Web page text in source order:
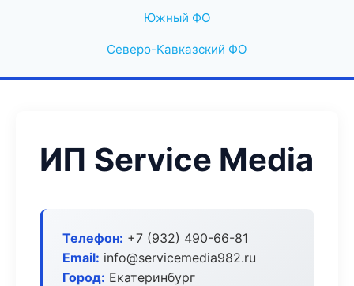
Южный ФО
Северо-Кавказский ФО
ИП Service Media
Телефон: +7 (932) 490-66-81
Email: info@servicemedia982.ru
Город: Екатеринбург